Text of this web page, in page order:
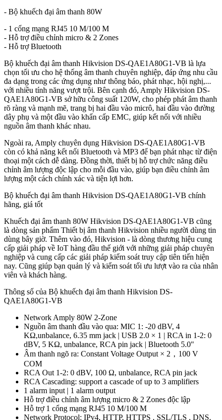
- Bộ khuếch đại âm thanh 80W
- 1 cổng mạng RJ45 10 M/100 M
- Hỗ trợ điều chỉnh micro & 2 Zones
- Hỗ trợ Bluetooth
Bộ khuếch đại âm thanh Hikvision DS-QAE1A80G1-VB là lựa
chọn tối ưu cho hệ thống âm thanh chuyên nghiệp, đáp ứng nhu cầu
đa dạng trong các ứng dụng như thông báo, phát nhạc, hội nghị,...
với nhiều tính năng vượt trội. Bên cạnh đó, Amply Hikvision DS-
QAE1A80G1-VB sở hữu công suất 120W, cho phép phát âm thanh
rõ ràng và mạnh mẽ, trang bị hai đầu vào micrô, hai đầu vào đường
dây phụ và một đầu vào khẩn cấp EMC, giúp kết nối với nhiều
nguồn âm thanh khác nhau.
Ngoài ra, Amply chuyên dụng Hikvision DS-QAE1A80G1-VB
còn có khả năng kết nối Bluetooth và MP3 để bạn phát nhạc từ điện
thoại một cách dễ dàng. Đồng thời, thiết bị hỗ trợ chức năng điều
chỉnh âm lượng độc lập cho mỗi đầu vào, giúp bạn điều chỉnh âm
lượng một cách chính xác và tiện lợi hơn.
Bộ khuếch đại âm thanh Hikvision DS-QAE1A80G1-VB chính
hãng, giá tốt
Khuếch đại âm thanh 80W Hikvision DS-QAE1A80G1-VB cũng
là dòng sản phẩm Thiết bị âm thanh Hikvision nhiều người dùng tin
dùng bây giờ. Thêm vào đó, Hikvision - là dòng thương hiệu cung
cấp giải pháp về IoT hàng đầu thế giới với những giải pháp chuyên
nghiệp và cung cấp các giải pháp kiểm soát truy cập tiên tiến hiện
nay. Cũng giúp bạn quản lý và kiểm soát tối ưu lượt vào ra của nhân
viên và khách hàng.
Thông số của Bộ khuếch đại âm thanh Hikvision DS-
QAE1A80G1-VB
Network Amply 80W 2-Zone
Nguồn âm thanh đầu vào qua: MIC 1: -20 dBV, 4
KΩ,unbalance, 6.35 mm jack | USB 2.0 × 1 | RCA in 1-2: 0
dBV, 5 KΩ, unbalance, RCA pin jack | Bluetooth 5.0"
Âm thanh ngõ ra: Constant Voltage Output × 2，100 V
COM
RCA Out 1-2: 0 dBV, 100 Ω, unbalance, RCA pin jack
RCA Cascading: support a cascade of up to 3 amplifiers
1 alarm input | 1 alarm output
Hỗ trợ điều chỉnh âm lượng micro & 2 Zones độc lập
Hỗ trợ 1 cổng mạng RJ45 10 M/100 M
Network Protocol: IPv4, HTTP, HTTPS , SSL/TLS , DNS,